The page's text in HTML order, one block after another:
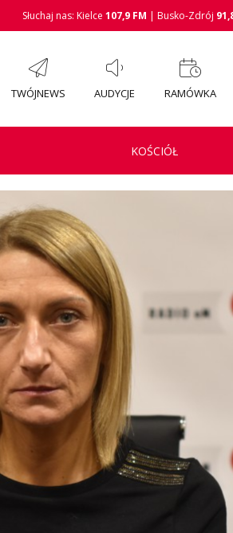
Słuchaj nas: Kielce 107,9 FM | Busko-Zdrój
TWÓJNEWS AUDYCJE RAMÓWKA
KOŚCIÓŁ